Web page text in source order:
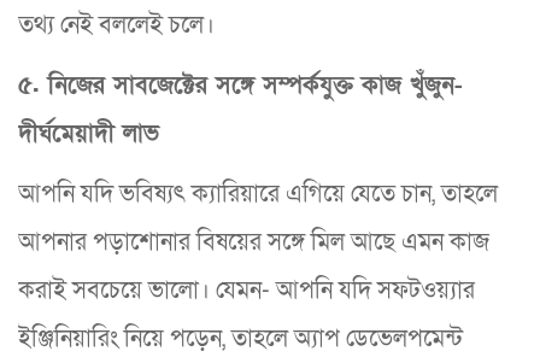
তথ্য নেই বললেই চলে।
৫. নিজের সাবজেক্টের সঙ্গে সম্পর্কযুক্ত কাজ খুঁজুন-
দীর্ঘমেয়াদী লাভ
আপনি যদি ভবিষ্যৎ ক্যারিয়ারে এগিয়ে যেতে চান, তাহলে
আপনার পড়াশোনার বিষয়ের সঙ্গে মিল আছে এমন কাজ
করাই সবচেয়ে ভালো। যেমন- আপনি যদি সফটওয়্যার
ইঞ্জিনিয়ারিং নিয়ে পড়েন, তাহলে অ্যাপ ডেভেলপমেন্ট